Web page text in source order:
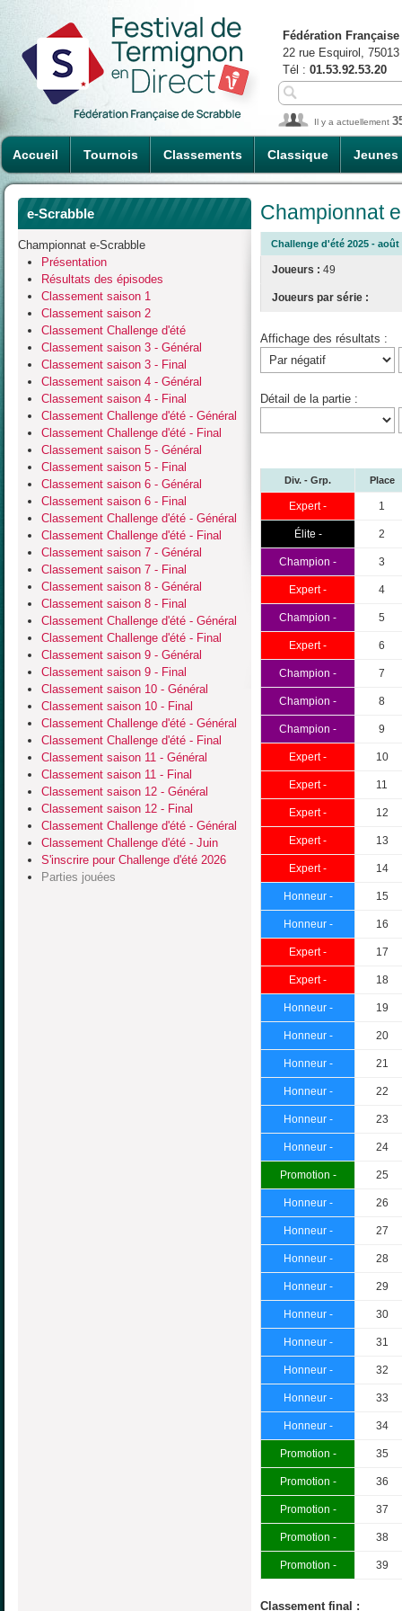
Accueil Tournois Classements Classique Jeunes
Fédération
22 rue Esquirol,
Tél : 01.53.92.53.20
Il y a actuellement
e-Scrabble
Championnat e-Scrabble
Présentation
Résultats des épisodes
Classement saison 1
Classement saison 2
Classement Challenge d'été
Classement saison 3 - Général
Classement saison 3 - Final
Classement saison 4 - Général
Classement saison 4 - Final
Classement Challenge d'été - Général
Classement Challenge d'été - Final
Classement saison 5 - Général
Classement saison 5 - Final
Classement saison 6 - Général
Classement saison 6 - Final
Classement Challenge d'été - Général
Classement Challenge d'été - Final
Classement saison 7 - Général
Classement saison 7 - Final
Classement saison 8 - Général
Classement saison 8 - Final
Classement Challenge d'été - Général
Classement Challenge d'été - Final
Classement saison 9 - Général
Classement saison 9 - Final
Classement saison 10 - Général
Classement saison 10 - Final
Classement Challenge d'été - Général
Classement Challenge d'été - Final
Classement saison 11 - Général
Classement saison 11 - Final
Classement saison 12 - Général
Classement saison 12 - Final
Classement Challenge d'été - Général
Classement Challenge d'été - Juin
S'inscrire pour Challenge d'été 2026
Parties jouées
Championnat
Challenge d'été 2025 - août
Joueurs : 49
Joueurs par série :
Affichage des résultats :
Détail de la partie :
Div. - Grp. Place
Expert - 1
Élite - 2
Champion - 3
Expert - 4
Champion - 5
Expert - 6
Champion - 7
Champion - 8
Champion - 9
Expert - 10
Expert - 11
Expert - 12
Expert - 13
Expert - 14
Honneur - 15
Honneur - 16
Expert - 17
Expert - 18
Honneur - 19
Honneur - 20
Honneur - 21
Honneur - 22
Honneur - 23
Honneur - 24
Promotion - 25
Honneur - 26
Honneur - 27
Honneur - 28
Honneur - 29
Honneur - 30
Honneur - 31
Honneur - 32
Honneur - 33
Honneur - 34
Promotion - 35
Promotion - 36
Promotion - 37
Promotion - 38
Promotion - 39
Classement final :